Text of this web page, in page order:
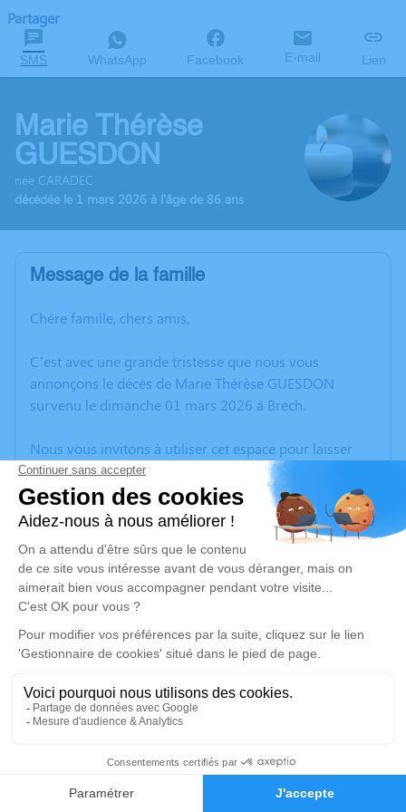
Faire-part Hommages
Partager
SMS WhatsApp Facebook E-mail Lien
Marie Thérèse
GUESDON
née CARADEC
décédée le 1 mars 2026 à l'âge de 86 ans
Message de la famille
Chère famille, chers amis,
C’est avec une grande tristesse que nous vous
annonçons le décès de Marie Thérèse GUESDON
survenu le dimanche 01 mars 2026 à Brech.
Nous vous invitons à utiliser cet espace pour laisser
vos condoléances, partager des photos souvenirs, une
anecdote ou exprimer vos pensées à travers des
poèmes ou des textes. Cet endroit est un lieu
d'expression dédié à honorer la mémoire de Marie
Thérèse GUESDON.
Un service de plantation d’arbre hommage est
disponible ici
Cérémonie religieuse
Église Saint-Cornély de Carnac
Carnac